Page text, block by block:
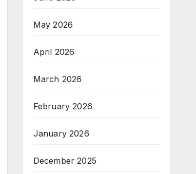
May 2026
April 2026
March 2026
February 2026
January 2026
December 2025